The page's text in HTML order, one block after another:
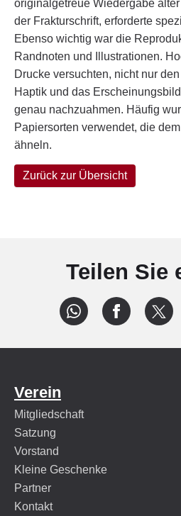
originalgetreue Wiedergabe
der Frakturschrift, erforderte
Ebenso wichtig war die
Randnoten und Illustrationen.
Drucke versuchten, nicht nur
Haptik und das
genau nachzuahmen. Häufig
Papiersorten verwendet, die
ähneln.
Zurück zur Übersicht
Teilen Sie
Verein
Mitgliedschaft
Satzung
Vorstand
Kleine Geschenke
Partner
Kontakt